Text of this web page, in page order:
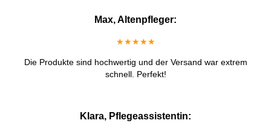
Max, Altenpfleger:
★★★★★
Die Produkte sind hochwertig und der Versand war extrem
schnell. Perfekt!
Klara, Pflegeassistentin: